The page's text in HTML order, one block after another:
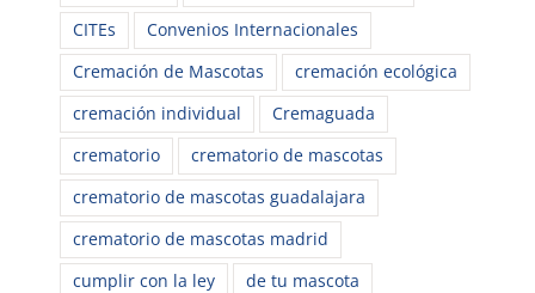
CITEs
Convenios Internacionales
Cremación de Mascotas
cremación ecológica
cremación individual
Cremaguada
crematorio
crematorio de mascotas
crematorio de mascotas guadalajara
crematorio de mascotas madrid
cumplir con la ley
de tu mascota